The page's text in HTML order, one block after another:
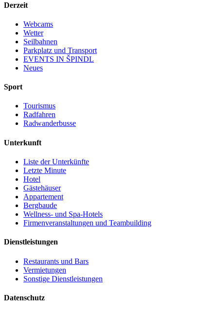
Derzeit
Webcams
Wetter
Seilbahnen
Parkplatz und Transport
EVENTS IN ŠPINDL
Neues
Sport
Tourismus
Radfahren
Radwanderbusse
Unterkunft
Liste der Unterkünfte
Letzte Minute
Hotel
Gästehäuser
Appartement
Bergbaude
Wellness- und Spa-Hotels
Firmenveranstaltungen und Teambuilding
Dienstleistungen
Restaurants und Bars
Vermietungen
Sonstige Dienstleistungen
Datenschutz